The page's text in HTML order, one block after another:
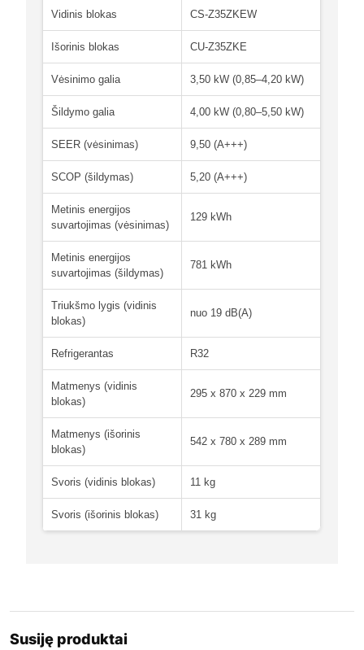
Vidinis blokas CS-Z35ZKEW
Išorinis blokas CU-Z35ZKE
Vėsinimo galia 3,50 kW (0,85–4,20 kW)
Šildymo galia 4,00 kW (0,80–5,50 kW)
SEER (vėsinimas) 9,50 (A+++)
SCOP (šildymas) 5,20 (A+++)
Metinis energijos
suvartojimas (vėsinimas)
129 kWh
Metinis energijos
suvartojimas (šildymas)
781 kWh
Triukšmo lygis (vidinis
blokas)
nuo 19 dB(A)
Refrigerantas R32
Matmenys (vidinis
blokas)
295 x 870 x 229 mm
Matmenys (išorinis
blokas)
542 x 780 x 289 mm
Svoris (vidinis blokas) 11 kg
Svoris (išorinis blokas) 31 kg
Susiję produktai